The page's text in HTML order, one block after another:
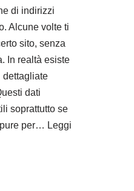
di indirizzi
Alcune volte ti
sito, senza
In realtà esiste
dettagliate
dati
soprattutto se
per… Leggi